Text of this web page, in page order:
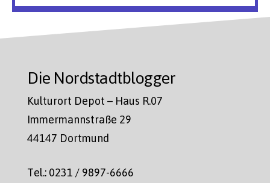
Die Nordstadtblogger
Kulturort Depot – Haus R.07
Immermannstraße 29
44147 Dortmund
Tel.: 0231 / 9897-6666